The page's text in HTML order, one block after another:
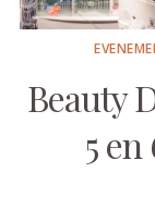
Beauty
5